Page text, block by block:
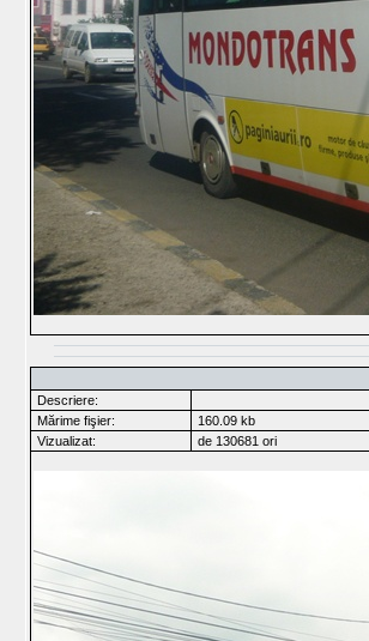
Descriere:
Mărime fişier:
160.09 kb
Vizualizat:
de 130681 ori